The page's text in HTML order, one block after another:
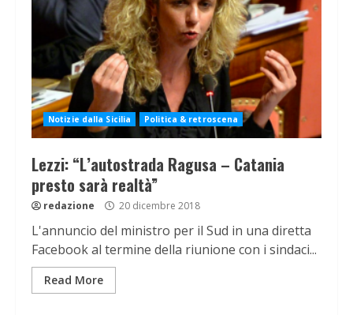
Notizie dalla Sicilia Politica & retroscena
Lezzi: “L’autostrada Ragusa – Catania
presto sarà realtà”
redazione 20 dicembre 2018
L'annuncio del ministro per il Sud in una diretta
Facebook al termine della riunione con i sindaci...
Read More